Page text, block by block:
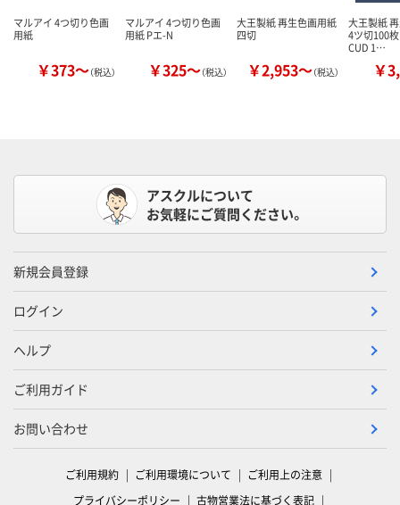
マルアイ 4つ切り色画
用紙
￥373～（税込）
マルアイ 4つ切り色画
用紙 Pエ-N
￥325～（税込）
大王製紙 再生色画用紙
四切
￥2,953～（税込）
大王製紙
4ツ切100
CUD 1…
￥
アスクルについて
お気軽にご質問ください。
新規会員登録
ログイン
ヘルプ
ご利用ガイド
お問い合わせ
ご利用規約 ご利用環境について
ご利用上の注意
プライバシーポリシー
古物営業法に基づく表記